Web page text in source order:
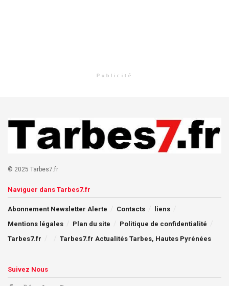
Publicité
© 2025 Tarbes7.fr
Naviguer dans Tarbes7.fr
Abonnement Newsletter Alerte Contacts
liens
Mentions légales
Plan du site
Politique de confidentialité
Tarbes7.fr
Tarbes7.fr Actualités Tarbes, Hautes Pyrénées
Suivez Nous